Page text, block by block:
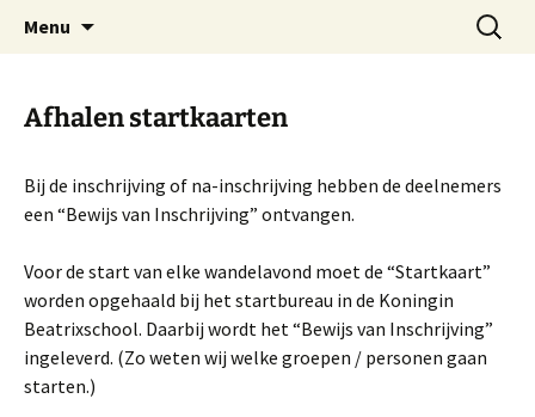
inhoud
Menu
Zoeken
naar:
Afhalen startkaarten
Bij de inschrijving of na-inschrijving hebben de deelnemers
een “Bewijs van Inschrijving” ontvangen.
Voor de start van elke wandelavond moet de “Startkaart”
worden opgehaald bij het startbureau in de Koningin
Beatrixschool. Daarbij wordt het “Bewijs van Inschrijving”
ingeleverd. (Zo weten wij welke groepen / personen gaan
starten.)